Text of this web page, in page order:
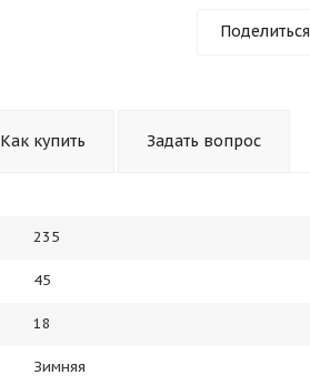
Поделиться
Как купить Задать вопрос
235
45
18
Зимняя